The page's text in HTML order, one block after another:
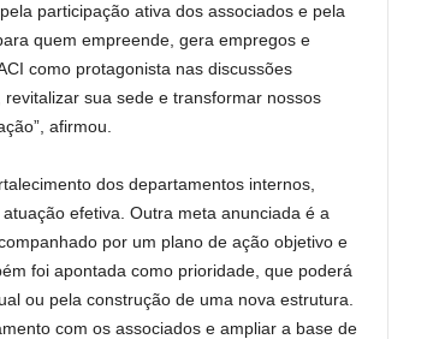
participação ativa dos associados e pela
quem empreende, gera empregos e
como protagonista nas discussões
sua sede e transformar nossos
afirmou.
dos departamentos internos,
efetiva. Outra meta anunciada é a
por um plano de ação objetivo e
foi apontada como prioridade, que poderá
ou pela construção de uma nova estrutura.
com os associados e ampliar a base de